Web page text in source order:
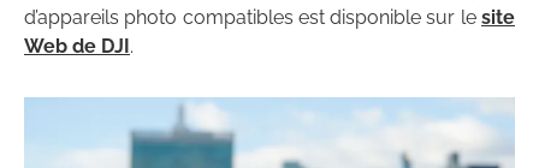
d’appareils photo compatibles est disponible sur le site
Web de DJI.